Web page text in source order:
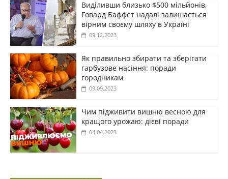
Виділивши близько $500 мільйонів,
Говард Баффет надалі залишається
вірним своєму шляху в Україні
09.12.2023
Як правильно збирати та зберігати
гарбузове насіння: поради
городникам
09.09.2023
Чим підживити вишню весною для
кращого урожаю: дієві поради
04.04.2023